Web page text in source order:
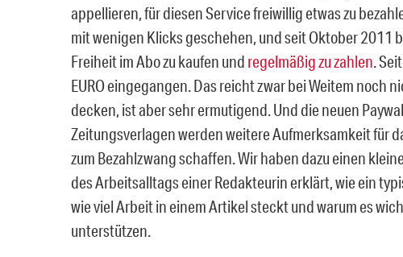
appellieren, für diesen Service freiwillig etwas zu
mit wenigen Klicks geschehen, und seit Oktober 2011
Freiheit im Abo zu kaufen und regelmäßig zu zahlen.
EURO eingegangen. Das reicht zwar bei Weitem noch
decken, ist aber sehr ermutigend. Und die neuen
Zeitungsverlagen werden weitere Aufmerksamkeit für
zum Bezahlzwang schaffen. Wir haben dazu einen
des Arbeitsalltags einer Redakteurin erklärt, wie ein
wie viel Arbeit in einem Artikel steckt und warum es
unterstützen.